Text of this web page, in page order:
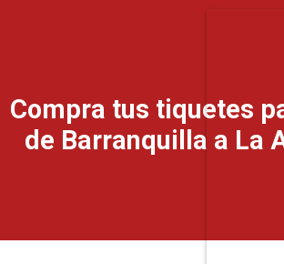
Compra tus tiquetes
de Barranquilla a La